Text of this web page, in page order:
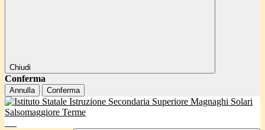
Chiudi
Conferma
Annulla Conferma